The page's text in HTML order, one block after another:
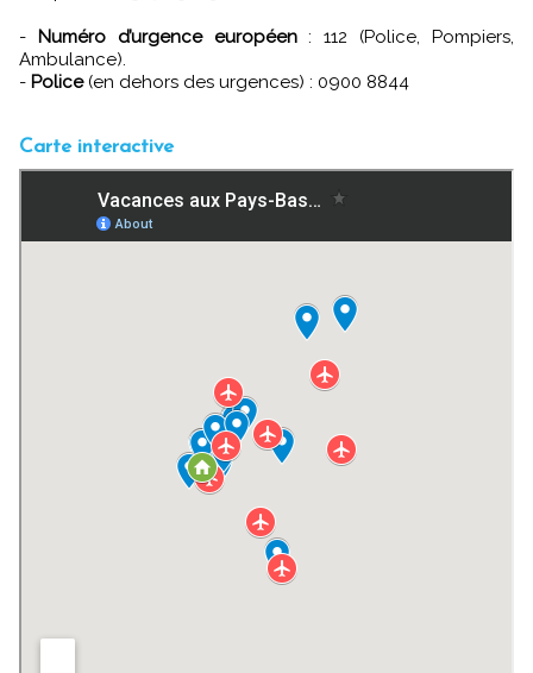
- Numéro d’urgence européen: 112 (Police, Pompiers,
Ambulance).
- Police (en dehors des urgences) : 0900 8844
Carte interactive